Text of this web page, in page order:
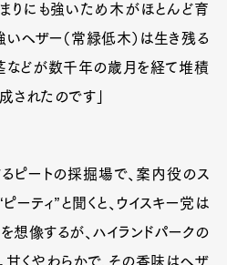
りにも強いため木がほとんど育
いヘザー（常緑低木）は生き残る
などが数千年の歳月を経て堆積
されたのです」
ピートの採掘場で、案内役のス
ーティ”と聞くと、ウイスキー党は
想像するが、ハイランドパークの
甘くやわらかで、その香味はヘザ